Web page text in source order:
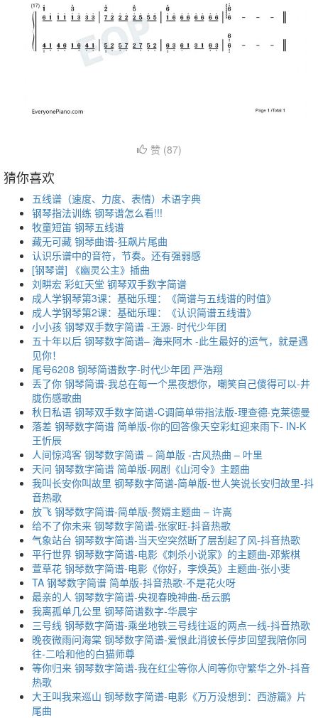
赞 (87)
猜你喜欢
五线谱（速度、力度、表情）术语字典
钢琴指法训练 钢琴谱怎么看!!!
牧童短笛 钢琴五线谱
藏无可藏 钢琴曲谱-狂飙片尾曲
认识乐谱中的音符，节奏。还有强弱感
[钢琴谱] 《幽灵公主》插曲
刘畊宏 彩虹天堂 钢琴双手数字简谱
成人学钢琴第3课：基础乐理：《简谱与五线谱的时值》
成人学钢琴第2课：基础乐理：《认识简谱五线谱》
小小孩 钢琴双手数字简谱 -王源- 时代少年团
五十年以后 钢琴数字简谱– 海来阿木 -此生最好的运气，就是遇
见你！
尾号6208 钢琴简谱数字-时代少年团 严浩翔
丢了你 钢琴简谱-我总在每一个黑夜想你，嘲笑自己傻得可以-井
胧伤感歌曲
秋日私语 钢琴双手数字简谱-C调简单带指法版-理查德·克莱德曼
落差 钢琴数字简谱 简单版-你的回答像天空彩虹迎来雨下- IN-K
王忻辰
人间惊鸿客 钢琴数字简谱 – 简单版 -古风热曲 – 叶里
天问 钢琴数字简谱 简单版-网剧《山河令》主题曲
我叫长安你叫故里 钢琴数字简谱-简单版-世人笑说长安归故里-抖
音热歌
放飞 钢琴数字简谱-简单版-赘婿主题曲 – 许嵩
给不了你未来 钢琴数字简谱-张家旺-抖音热歌
气象站台 钢琴数字简谱-当天空突然断了层刮起了风-抖音热歌
平行世界 钢琴数字简谱-电影《刺杀小说家》的主题曲-邓紫棋
萱草花 钢琴数字简谱-电影《你好，李焕英》主题曲-张小斐
TA 钢琴数字简谱 简单版-抖音热歌-不是花火呀
最亲的人 钢琴数字简谱-央视春晚神曲-岳云鹏
我离孤单几公里 钢琴简谱数字-华晨宇
三号线 钢琴数字简谱-乘坐地铁三号线往返的两点一线-抖音热歌
晚夜微雨问海棠 钢琴数字简谱-爱恨此消彼长停步回望我陪你同
往-二哈和他的白猫师尊
等你归来 钢琴数字简谱-我在红尘等你人间等你守繁华之外-抖音
热歌
大王叫我来巡山 钢琴数字简谱-电影《万万没想到：西游篇》片
尾曲